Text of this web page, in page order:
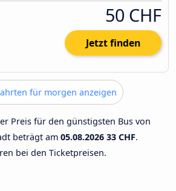
50 CHF
Jetzt finden
für morgen anzeigen
Preis für den günstigsten Bus von
beträgt am 05.08.2026 33 CHF.
bei den Ticketpreisen.